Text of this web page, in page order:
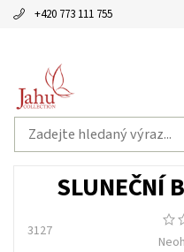
+420 773 111 755
SLUNEČNÍ
3127